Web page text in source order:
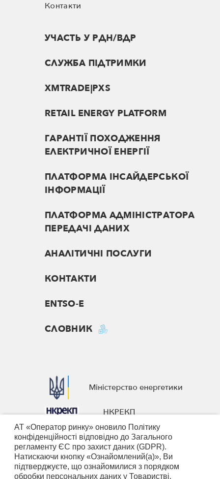
Контакти
УЧАСТЬ У РДН/ВДР
СЛУЖБА ПІДТРИМКИ
XMTRADE|PXS
RETAIL ENERGY PLATFORM
ГАРАНТІЇ ПОХОДЖЕННЯ
ЕЛЕКТРИЧНОЇ ЕНЕРГІЇ
ПЛАТФОРМА ІНСАЙДЕРСЬКОЇ
ІНФОРМАЦІЇ
ПЛАТФОРМА АДМІНІСТРАТОРА
ПЕРЕДАЧІ ДАНИХ
АНАЛІТИЧНІ ПОСЛУГИ
КОНТАКТИ
ENTSO-E
СЛОВНИК
Міністерство енергетики
НКРЕКП
European Business Association
Nominated Electricity Market
Operators
АТ «Оператор ринку» оновило Політику
конфіденційності відповідно до Загального
регламенту ЄС про захист даних (GDPR).
Натискаючи кнопку «Ознайомлений(а)», Ви
підтверджуєте, що ознайомилися з порядком
обробки персональних даних у Товаристві,